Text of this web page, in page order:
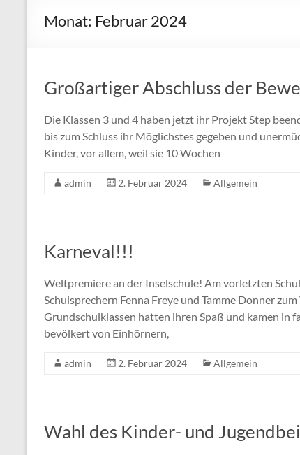
Monat: Februar 2024
Großartiger Abschluss der
Die Klassen 3 und 4 haben jetzt ihr Projekt Step
bis zum Schluss ihr Möglichstes gegeben und
Kinder, vor allem, weil sie 10 Wochen
admin 2. Februar 2024 Allgemein
Karneval!!!
Weltpremiere an der Inselschule! Am vorletzten
Schulsprechern Fenna Freye und Tamme Donner
Grundschulklassen hatten ihren Spaß und kamen in
bevölkert von Einhörnern,
admin 2. Februar 2024 Allgemein
Wahl des Kinder- und